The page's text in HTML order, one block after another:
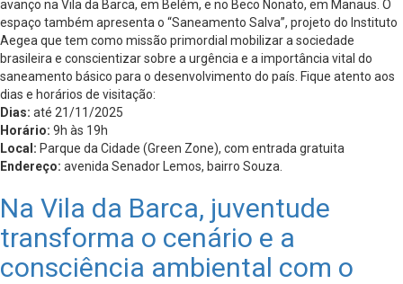
avanço na Vila da Barca, em Belém, e no Beco Nonato, em Manaus. O
espaço também apresenta o “Saneamento Salva”, projeto do Instituto
Aegea que tem como missão primordial mobilizar a sociedade
brasileira e conscientizar sobre a urgência e a importância vital do
saneamento básico para o desenvolvimento do país. Fique atento aos
dias e horários de visitação:
Dias: até 21/11/2025
Horário: 9h às 19h
Local: Parque da Cidade (Green Zone), com entrada gratuita
Endereço: avenida Senador Lemos, bairro Souza.
Na Vila da Barca, juventude
transforma o cenário e a
consciência ambiental com o